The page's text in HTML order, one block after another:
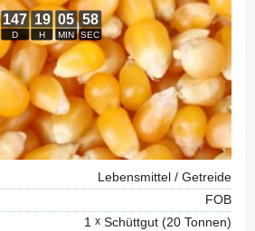
Lebensmittel / Getreide
FOB
1
Schüttgut (20 Tonnen)